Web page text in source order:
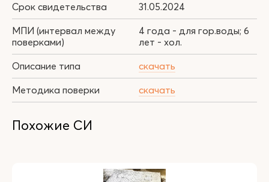
Срок свидетельства
31.05.2024
МПИ (интервал между
поверками)
4 года - для гор.воды; 6
лет - хол.
Описание типа
скачать
Методика поверки
скачать
Похожие СИ